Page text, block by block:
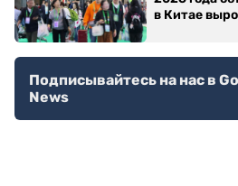
в Китае
Подписывайтесь на нас в
News